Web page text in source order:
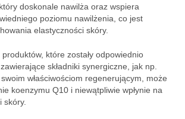
który doskonale nawilża oraz wspiera
poziomu nawilżenia, co jest
elastyczności skóry.
które zostały odpowiednio
składniki synergiczne, jak np.
właściwościom regenerującym, może
koenzymu Q10 i niewątpliwie wpłynie na
skóry.